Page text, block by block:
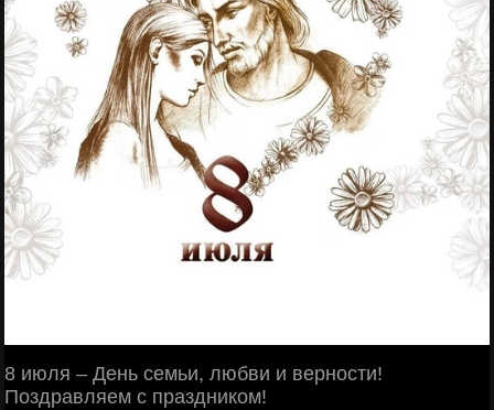
8 июля – День семьи, любви и верности!
Поздравляем с праздником!